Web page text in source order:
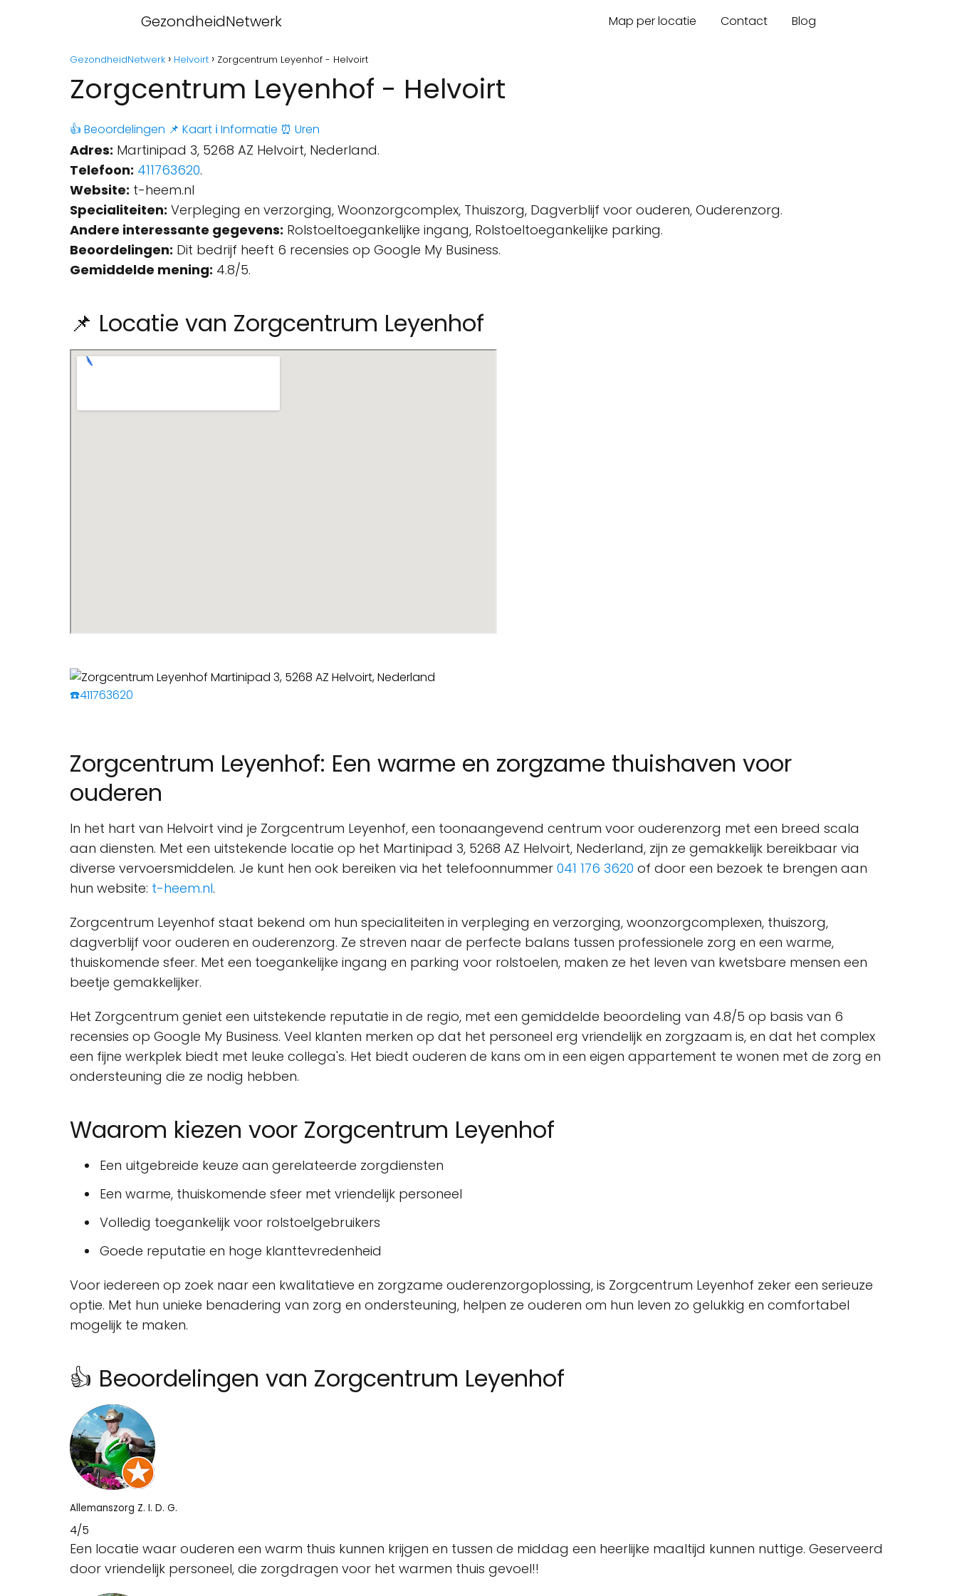
GezondheidNetwerk Map per locatie Contact Blog
GezondheidNetwerk Helvoirt Zorgcentrum Leyenhof - Helvoirt
Zorgcentrum Leyenhof - Helvoirt
👍 Beoordelingen 📌 Kaart ℹ️ Informatie ⏰ Uren
Adres: Martinipad 3, 5268 AZ Helvoirt, Nederland.
Telefoon: 411763620.
Website: t-heem.nl
Specialiteiten: Verpleging en verzorging, Woonzorgcomplex, Thuiszorg, Dagverblijf voor ouderen, Ouderenzorg.
Andere interessante gegevens: Rolstoeltoegankelijke ingang, Rolstoeltoegankelijke parking.
Beoordelingen: Dit bedrijf heeft 6 recensies op Google My Business.
Gemiddelde mening: 4.8/5.
📌 Locatie van Zorgcentrum Leyenhof
☎️411763620
Zorgcentrum Leyenhof: Een warme en zorgzame thuishaven voor
ouderen
In het hart van Helvoirt vind je Zorgcentrum Leyenhof, een toonaangevend centrum voor ouderenzorg met een breed scala
aan diensten. Met een uitstekende locatie op het Martinipad 3, 5268 AZ Helvoirt, Nederland, zijn ze gemakkelijk bereikbaar via
diverse vervoersmiddelen. Je kunt hen ook bereiken via het telefoonnummer 041 176 3620 of door een bezoek te brengen aan
hun website: t-heem.nl.
Zorgcentrum Leyenhof staat bekend om hun specialiteiten in verpleging en verzorging, woonzorgcomplexen, thuiszorg,
dagverblijf voor ouderen en ouderenzorg. Ze streven naar de perfecte balans tussen professionele zorg en een warme,
thuiskomende sfeer. Met een toegankelijke ingang en parking voor rolstoelen, maken ze het leven van kwetsbare mensen een
beetje gemakkelijker.
Het Zorgcentrum geniet een uitstekende reputatie in de regio, met een gemiddelde beoordeling van 4.8/5 op basis van 6
recensies op Google My Business. Veel klanten merken op dat het personeel erg vriendelijk en zorgzaam is, en dat het complex
een fijne werkplek biedt met leuke collega's. Het biedt ouderen de kans om in een eigen appartement te wonen met de zorg en
ondersteuning die ze nodig hebben.
Waarom kiezen voor Zorgcentrum Leyenhof
Een uitgebreide keuze aan gerelateerde zorgdiensten
Een warme, thuiskomende sfeer met vriendelijk personeel
Volledig toegankelijk voor rolstoelgebruikers
Goede reputatie en hoge klanttevredenheid
Voor iedereen op zoek naar een kwalitatieve en zorgzame ouderenzorgoplossing, is Zorgcentrum Leyenhof zeker een serieuze
optie. Met hun unieke benadering van zorg en ondersteuning, helpen ze ouderen om hun leven zo gelukkig en comfortabel
mogelijk te maken.
👍 Beoordelingen van Zorgcentrum Leyenhof
Allemanszorg Z. I. D. G.
4/5
Een locatie waar ouderen een warm thuis kunnen krijgen en tussen de middag een heerlijke maaltijd kunnen nuttige. Geserveerd
door vriendelijk personeel, die zorgdragen voor het warmen thuis gevoel!!